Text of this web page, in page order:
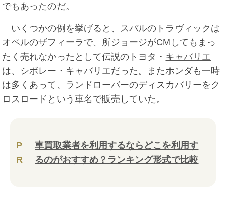
でもあったのだ。
いくつかの例を挙げると、スバルのトラヴィックは
オペルのザフィーラで、所ジョージがCMしてもまっ
たく売れなかったとして伝説のトヨタ・ キャバリエ
は、シボレー・キャバリエだった。またホンダも一時
は多くあって、ランドローバーのディスカバリーをク
ロスロードという車名で販売していた。
P
R
車買取業者を利用するならどこを利用す
るのがおすすめ？ランキング形式で比較